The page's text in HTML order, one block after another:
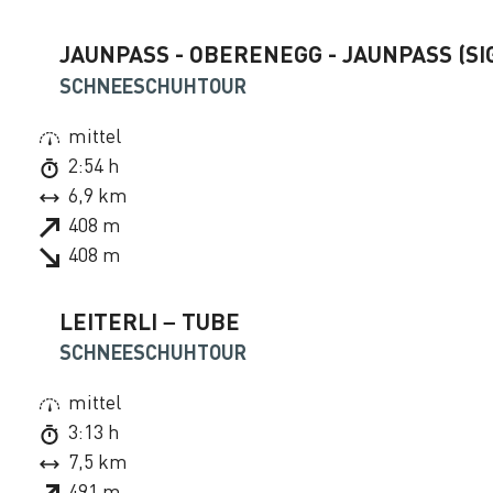
JAUNPASS - OBERENEGG - JAUNPASS
SCHNEESCHUHTOUR
mittel
2:54 h
6,9 km
408 m
408 m
LEITERLI – TUBE
SCHNEESCHUHTOUR
mittel
3:13 h
7,5 km